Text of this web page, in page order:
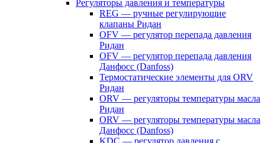
Регуляторы давления и температуры
REG — ручные регулирующие
клапаны Ридан
OFV — регулятор перепада давления
Ридан
OFV — регулятор перепада давления
Данфосс (Danfoss)
Термостатические элементы для ORV
Ридан
ORV — регуляторы температуры масла
Ридан
ORV — регуляторы температуры масла
Данфосс (Danfoss)
KDC — регулятор давления с